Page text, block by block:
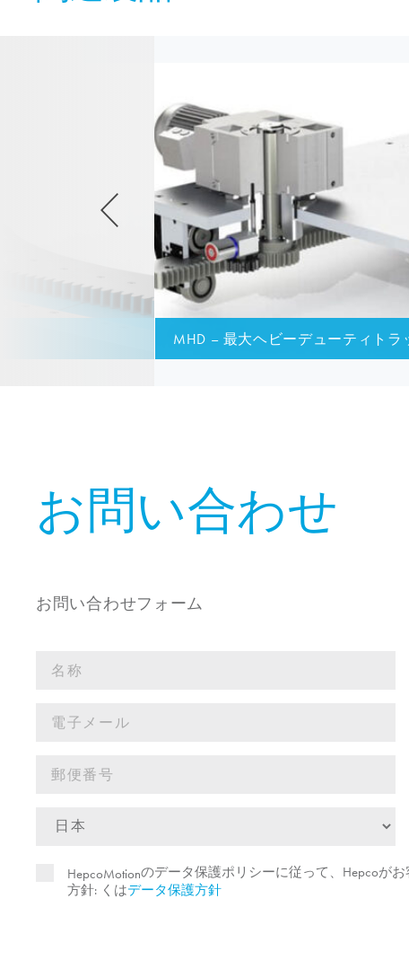
MHD – 最大ヘビーデューティトラ
お問い合わせ
お問い合わせフォーム
HepcoMotionのデータ保護ポリシーに従って、Hepcoが
方針: くはデータ保護方針